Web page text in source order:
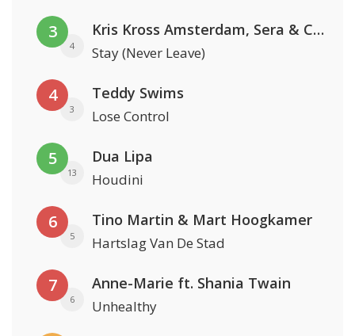
3
4
Kris Kross Amsterdam, Sera & Conor Maynard
Stay (Never Leave)
4
3
Teddy Swims
Lose Control
5
13
Dua Lipa
Houdini
6
5
Tino Martin & Mart Hoogkamer
Hartslag Van De Stad
7
6
Anne-Marie ft. Shania Twain
Unhealthy